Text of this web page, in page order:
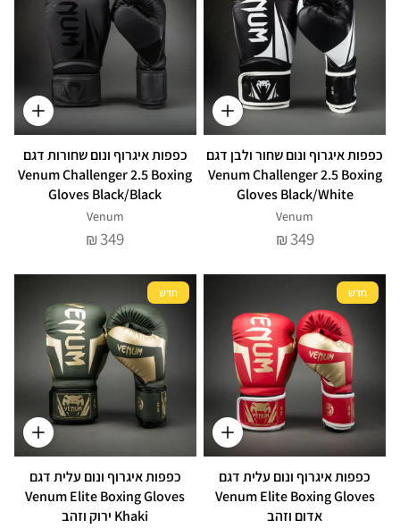
כפפות איגרוף ונום שחור ולבן דגם
Venum Challenger 2.5 Boxing
Gloves Black/White
Venum
₪349
כפפות איגרוף ונום שחורות דגם
Venum Challenger 2.5 Boxing
Gloves Black/Black
Venum
₪349
חדש
כפפות איגרוף ונום עלית דגם
Venum Elite Boxing Gloves
אדום וזהב
חדש
כפפות איגרוף ונום עלית דגם
Venum Elite Boxing Gloves
Khaki ירוק וזהב